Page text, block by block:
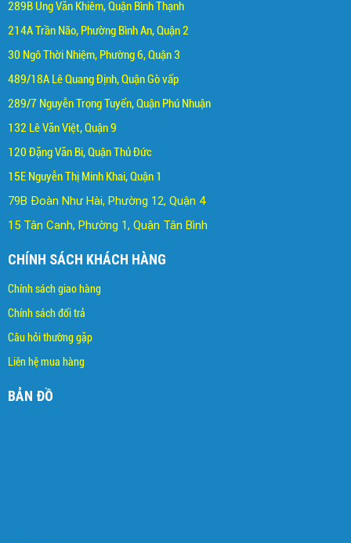
289B Ung Văn Khiêm, Quận Bình Thạnh
214A Trần Não, Phường Bình An, Quận 2
30 Ngô Thời Nhiệm, Phường 6, Quận 3
489/18A Lê Quang Định, Quận Gò vấp
289/7 Nguyễn Trọng Tuyển, Quận Phú Nhuận
132 Lê Văn Việt, Quận 9
120 Đặng Văn Bi, Quận Thủ Đức
15E Nguyễn Thị Minh Khai, Quận 1
79B Đoàn Như Hài, Phường 12, Quận 4
15 Tân Canh, Phường 1, Quận Tân Bình
CHÍNH SÁCH KHÁCH HÀNG
Chính sách giao hàng
Chính sách đổi trả
Câu hỏi thường gặp
Liên hệ mua hàng
BẢN ĐỒ